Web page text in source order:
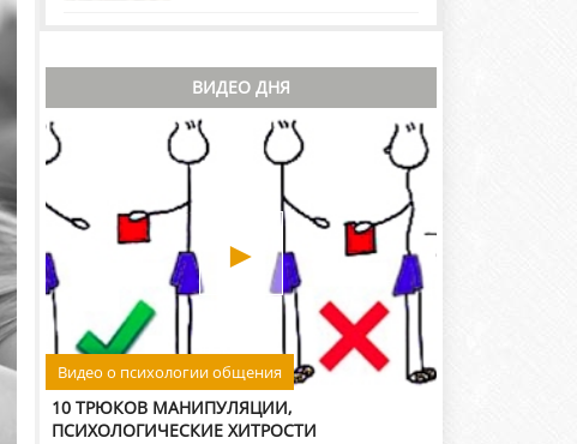
ВИДЕО ДНЯ
►
Видео о психологии общения
10 ТРЮКОВ МАНИПУЛЯЦИИ,
ПСИХОЛОГИЧЕСКИЕ ХИТРОСТИ